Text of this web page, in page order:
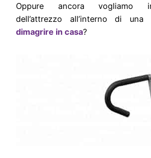
Oppure ancora vogliamo
dell’attrezzo all’interno di
dimagrire in casa?